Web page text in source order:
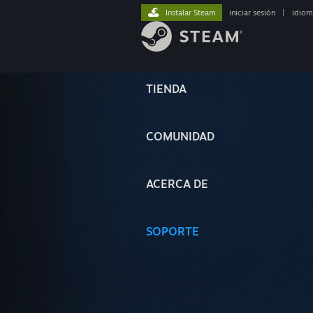
TIENDA
COMUNIDAD
ACERCA DE
SOPORTE
Instalar Steam iniciar sesión